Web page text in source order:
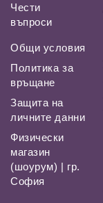
Чести
въпроси
Общи условия
Политика за
връщане
Защита на
личните данни
Физически
магазин
(шоурум) | гр.
София